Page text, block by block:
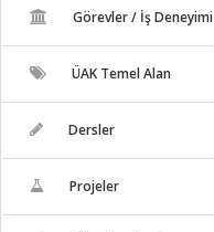
Görevler / İş Deneyimi
ÜAK Temel Alan
Dersler
Projeler